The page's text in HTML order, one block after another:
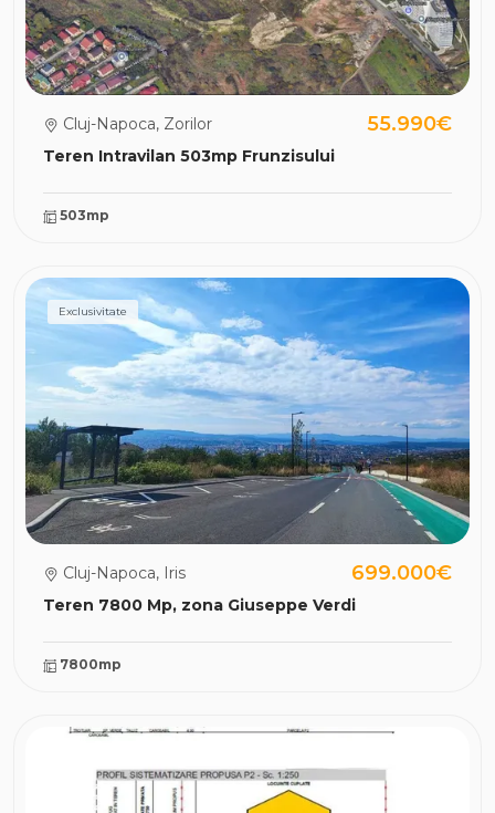
Teren Intravilan 503mp Frunzisului
Cluj-Napoca, Zorilor 55.990€
503mp
Exclusivitate
Teren 7800 Mp, zona Giuseppe Verdi
Cluj-Napoca, Iris 699.000€
7800mp